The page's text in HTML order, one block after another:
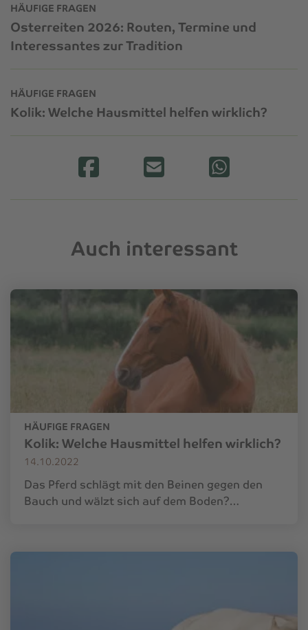
HÄUFIGE FRAGEN
Osterreiten 2026: Routen, Termine und
Interessantes zur Tradition
HÄUFIGE FRAGEN
Kolik: Welche Hausmittel helfen wirklich?
Auch interessant
HÄUFIGE FRAGEN
Kolik: Welche Hausmittel helfen wirklich?
14.10.2022
Das Pferd schlägt mit den Beinen gegen den
Bauch und wälzt sich auf dem Boden?…